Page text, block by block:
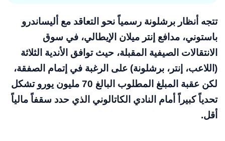
تتجه أنظار برشلونة رسمياً نحو التعاقد مع أليساندرو
باستوني، مدافع إنتر ميلان الإيطالي، في سوق
الانتقالات الصيفية المقبلة، حيث توافق الأندية الثلاثة
(اللاعب، إنتر، برشلونة) على الرغبة في إتمام الصفقة،
لكن عقبة المبلغ المطلوب البالغ 70 مليون يورو تشكل
تحدياً كبيراً أمام النادي الكاتالوني الذي حدد سقفاً مالياً
أقل.